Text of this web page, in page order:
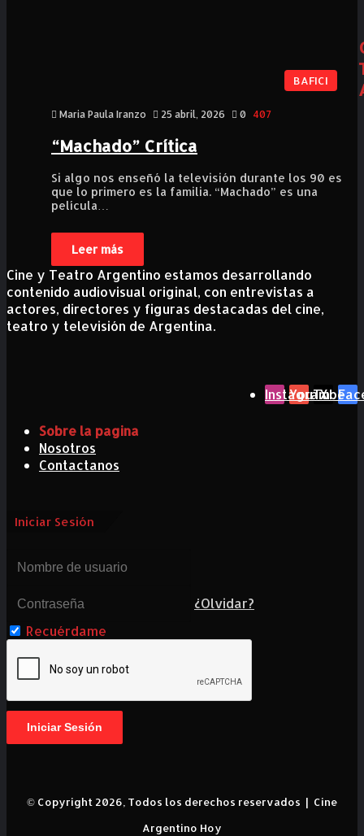
BAFICI
Maria Paula Iranzo 25 abril, 2026 0 407
“Machado” Crítica
Si algo nos enseñó la televisión durante los 90 es
que lo primero es la familia. “Machado” es una
película…
Leer más
Cine y Teatro Argentino estamos desarrollando
contenido audiovisual original, con entrevistas a
actores, directores y figuras destacadas del cine,
teatro y televisión de Argentina.
X
YouTube
Instagram
Sobre la pagina
Nosotros
Contactanos
Iniciar Sesión
¿Olvidar?
Recuérdame
Iniciar Sesión
© Copyright 2026, Todos los derechos reservados | Cine
Argentino Hoy